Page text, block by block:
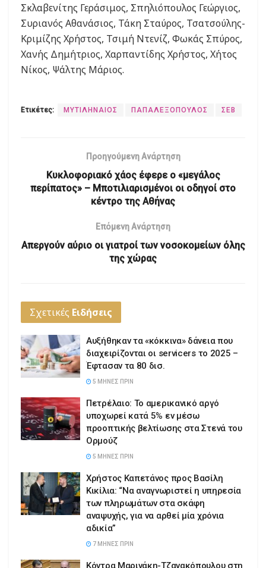
Σκλαβενίτης Γεράσιμος, Σπηλιόπουλος Γεώργιος,
Συριανός Αθανάσιος, Τάκη Σταύρος, Τσατσούλης-
Κριμίζης Χρήστος, Τσιμή Ντενίζ, Φωκάς Σπύρος,
Χανής Δημήτριος, Χαρπαντίδης Χρήστος, Χήτος
Νίκος, Ψάλτης Μάριος.
Ετικέτες: ΜΥΤΙΛΗΝΑΙΟΣ ΠΑΠΑΛΕΞΟΠΟΥΛΟΣ ΣΕΒ
Προηγούμενη Ανάρτηση
Κυκλοφοριακό χάος έφερε ο «μεγάλος
περίπατος» – Μποτιλιαρισμένοι οι οδηγοί στο
κέντρο της Αθήνας
Επόμενη Ανάρτηση
Απεργούν αύριο οι γιατροί των νοσοκομείων όλης
της χώρας
Σχετικές Ειδήσεις
Αυξήθηκαν τα «κόκκινα» δάνεια που
διαχειρίζονται οι servicers το 2025 –
Έφτασαν τα 80 δισ.
5 ΜΉΝΕΣ ΠΡΙΝ
Πετρέλαιο: Το αμερικανικό αργό
υποχωρεί κατά 5% εν μέσω
προοπτικής βελτίωσης στα Στενά του
Ορμούζ
5 ΜΉΝΕΣ ΠΡΙΝ
Χρήστος Καπετάνος προς Βασίλη
Κικίλια: “Να αναγνωριστεί η υπηρεσία
των πληρωμάτων στα σκάφη
αναψυχής, για να αρθεί μία χρόνια
αδικία”
7 ΜΉΝΕΣ ΠΡΙΝ
Κόντρα Μαρινάκη-Τζανακόπουλου στη